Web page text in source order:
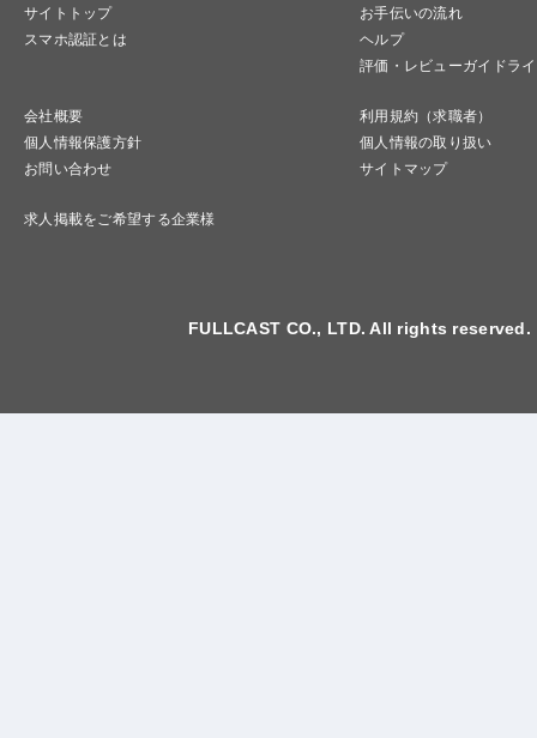
サイトトップ
お手伝いの流れ
スマホ認証とは
ヘルプ
評価・レビューガイドラ
会社概要
利用規約（求職者）
個人情報保護方針
個人情報の取り扱い
お問い合わせ
サイトマップ
求人掲載をご希望する企業様
FULLCAST CO., LTD. All rights reserved.